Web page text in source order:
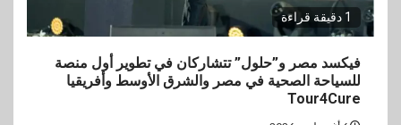
1 دقيقة قراءة
فيكسد مصر و”حلول” تتشاركان في تطوير أول منصة
للسياحة الصحية في مصر والشرق الأوسط وأفريقيا
Tour4Cure